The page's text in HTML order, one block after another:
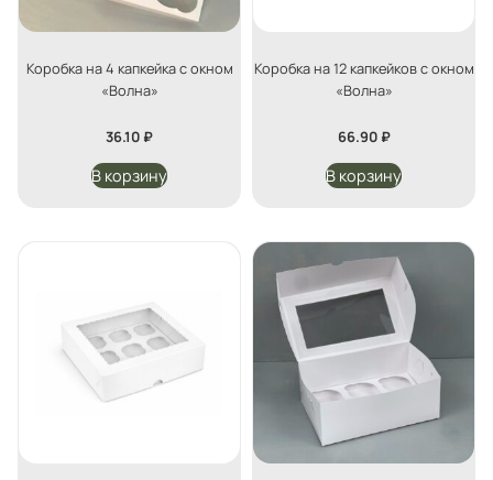
Коробка на 4 капкейка с окном
«Волна»
36.10 ₽
В корзину
Коробка на 12 капкейков с окном
«Волна»
66.90 ₽
В корзину